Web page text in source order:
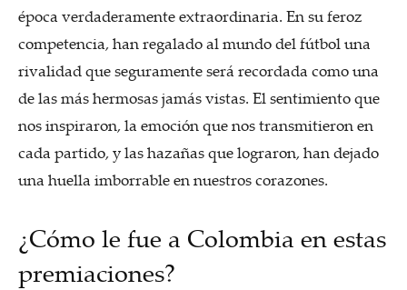
época verdaderamente extraordinaria. En su feroz
competencia, han regalado al mundo del fútbol una
rivalidad que seguramente será recordada como una
de las más hermosas jamás vistas. El sentimiento que
nos inspiraron, la emoción que nos transmitieron en
cada partido, y las hazañas que lograron, han dejado
una huella imborrable en nuestros corazones.
¿Cómo le fue a Colombia en estas
premiaciones?